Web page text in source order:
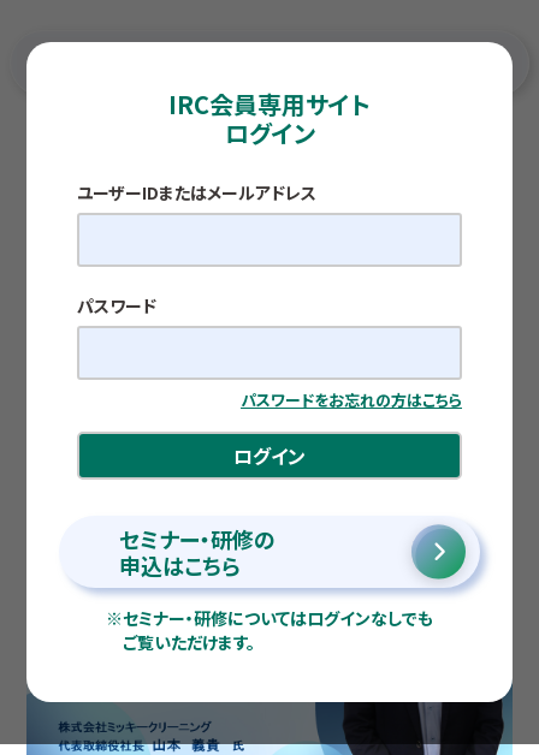
IRC会員専用サイト
ログイン
ユーザーIDまたはメールアドレス
パスワード
パスワードをお忘れの方はこちら
ログイン
セミナー・研修の
申込はこちら
※セミナー・研修についてはログインなしでも
ご覧いただけます。
関わるすべての人に「喜び」を 株式会社ミッキークリー
ニング 代表取締役社長 山本 義貴 氏 （IRCニュ
素顔のニューリーダー
株式会社ミッキークリーニング 代表取締役社
長 山本 義貴 氏
（IRCニュー・リーダー・セミナー33期修了生）
公開日：2026.05.27